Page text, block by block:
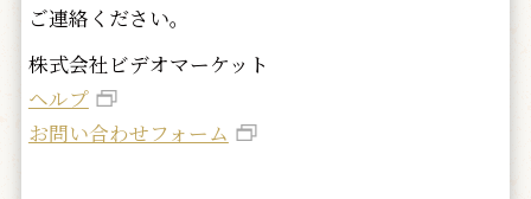
ご連絡ください。
株式会社ビデオマーケット
ヘルプ
お問い合わせフォーム